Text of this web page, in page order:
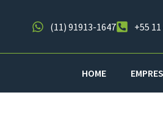
(11) 91913-1647 +55
HOME